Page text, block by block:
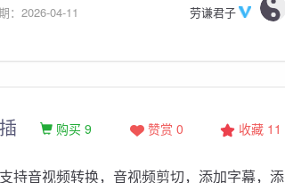
：2026-04-11 劳谦君子
收藏 11
赞赏 0
购买 9
持音视频转换，音视频剪切，添加字幕，添